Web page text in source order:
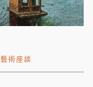
藝術座談